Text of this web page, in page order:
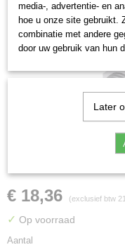
Ball
€ 18,36 (exclusief btw
✓ Op voorraad
Aantal
media-, advertentie- en
hoe u onze site gebruikt.
combinatie met andere
door uw gebruik van hun
Later